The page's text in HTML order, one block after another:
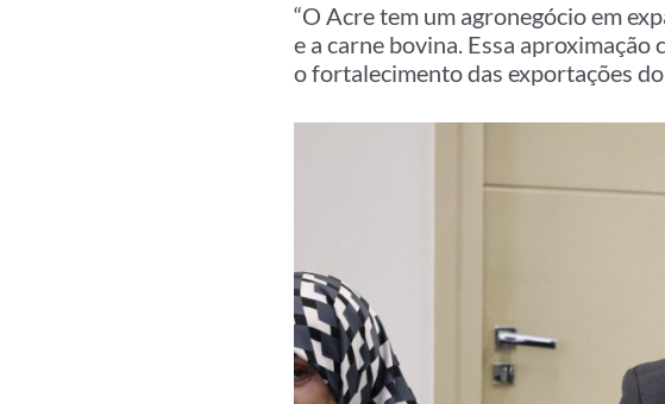
“O Acre tem um agronegócio em
e a carne bovina. Essa
o fortalecimento das exportações